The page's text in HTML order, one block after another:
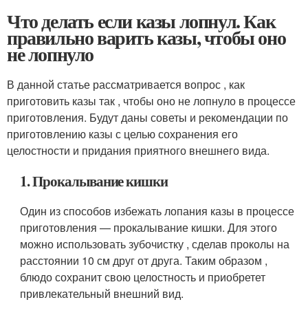
Что делать если казы лопнул. Как
правильно варить казы, чтобы оно
не лопнуло
В данной статье рассматривается вопрос , как
приготовить казы так , чтобы оно не лопнуло в процессе
приготовления. Будут даны советы и рекомендации по
приготовлению казы с целью сохранения его
целостности и придания приятного внешнего вида.
1. Прокалывание кишки
Один из способов избежать лопания казы в процессе
приготовления — прокалывание кишки. Для этого
можно использовать зубочистку , сделав проколы на
расстоянии 10 см друг от друга. Таким образом ,
блюдо сохранит свою целостность и приобретет
привлекательный внешний вид.